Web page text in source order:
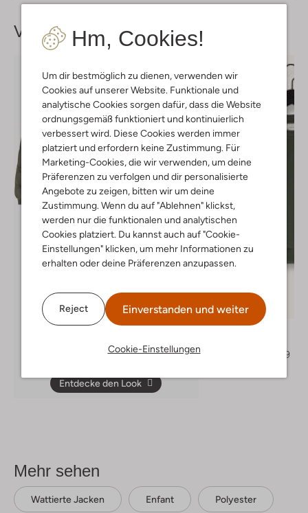
Hm, Cookies!
Um dir bestmöglich zu dienen, verwenden wir
Cookies auf unserer Website. Funktionale und
analytische Cookies sorgen dafür, dass die Website
ordnungsgemäß funktioniert und kontinuierlich
verbessert wird. Diese Cookies werden immer
platziert und erfordern keine Zustimmung. Für
Marketing-Cookies, die wir verwenden, um deine
Präferenzen zu verfolgen und dir personalisierte
Angebote zu zeigen, bitten wir um deine
Zustimmung. Wenn du auf "Ablehnen" klickst,
werden nur die funktionalen und analytischen
Cookies platziert. Du kannst auch auf "Cookie-
Einstellungen" klicken, um mehr Informationen zu
erhalten oder deine Präferenzen anzupassen.
Reject Einverstanden und weiter
Cookie-Einstellungen
Vervollständige deinenLook
Entdecke den Look
Letzter Artikel
-40%
€ 34,99
Mehr sehen
Wattierte Jacken Enfant Polyester